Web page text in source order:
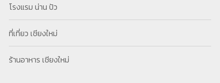
โรงแรม น่าน ปัว
ที่เที่ยว เชียงใหม่
ร้านอาหาร เชียงใหม่